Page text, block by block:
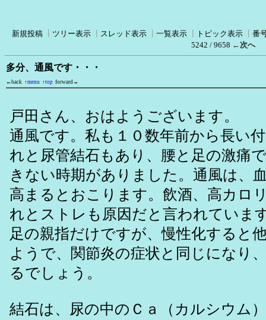
新規投稿 ツリー表示 スレッド表示 一覧表示 トピック表示
番
5242 / 9658 ←次へ
多分、通風です・・・
←back ↑menu ↑top forward→
戸田さん、おはようございます。
通風です。私も１０数年前から長い
れと尿管結石もあり、腰と足の激痛
きない時期がありました。通風は、
高まるとおこります。飲酒、高カロ
れとストレも原因だと言われていま
足の親指だけですが、慢性化すると
ようで、関節炎の症状と同じになり
るでしょう。
結石は、尿の中のＣａ（カルシウム